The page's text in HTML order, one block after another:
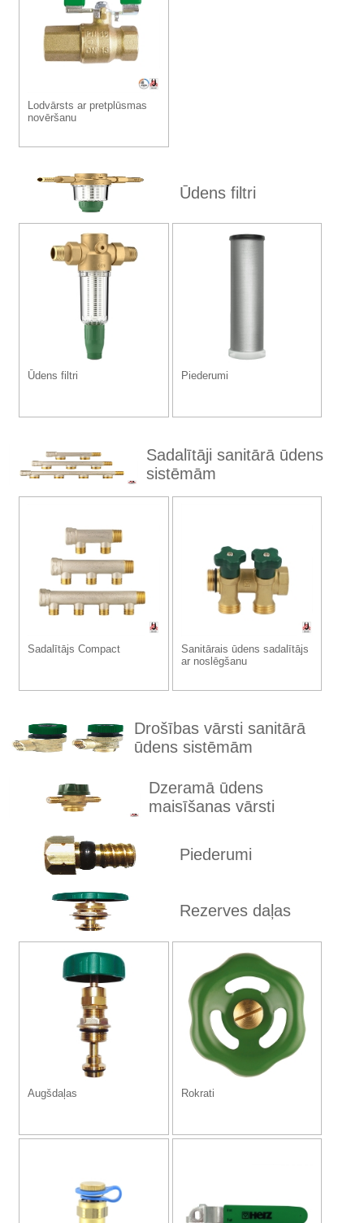
Lodvārsts ar pretplūsmas
novēršanu
Ūdens filtri
Ūdens filtri Piederumi
Sadalītāji sanitārā ūdens
sistēmām
Sadalītājs Compact
Sanitārais ūdens sadalītājs
ar noslēgšanu
Drošības vārsti sanitārā
ūdens sistēmām
Dzeramā ūdens
maisīšanas vārsti
Piederumi
Rezerves daļas
Augšdaļas Rokrati